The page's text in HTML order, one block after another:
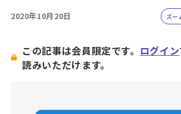
2020年10月20日 ズー
この記事は会員限定です。 ログイン
読みいただけます。